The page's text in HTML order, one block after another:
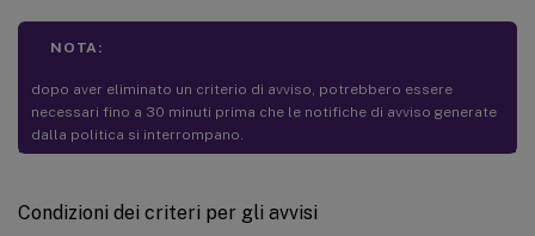
NOTA:
dopo aver eliminato un criterio di avviso, potrebbero essere
necessari fino a 30 minuti prima che le notifiche di avviso generate
dalla politica si interrompano.
Condizioni dei criteri per gli avvisi